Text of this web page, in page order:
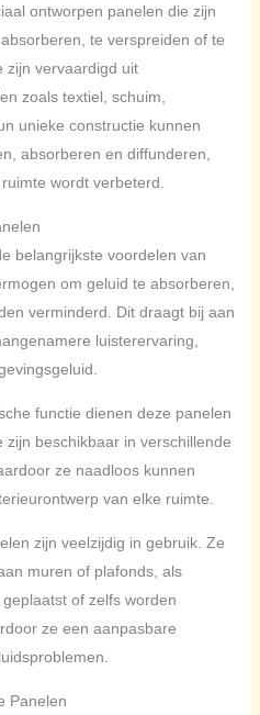
ontworpen panelen die zijn
te verspreiden of te
zijn vervaardigd uit
zoals textiel, schuim,
unieke constructie kunnen
absorberen en diffunderen,
wordt verbeterd.
belangrijkste voordelen van
om geluid te absorberen,
verminderd. Dit draagt bij aan
luisterervaring,
functie dienen deze panelen
beschikbaar in verschillende
ze naadloos kunnen
van elke ruimte.
zijn veelzijdig in gebruik. Ze
muren of plafonds, als
of zelfs worden
ze een aanpasbare
Panelen